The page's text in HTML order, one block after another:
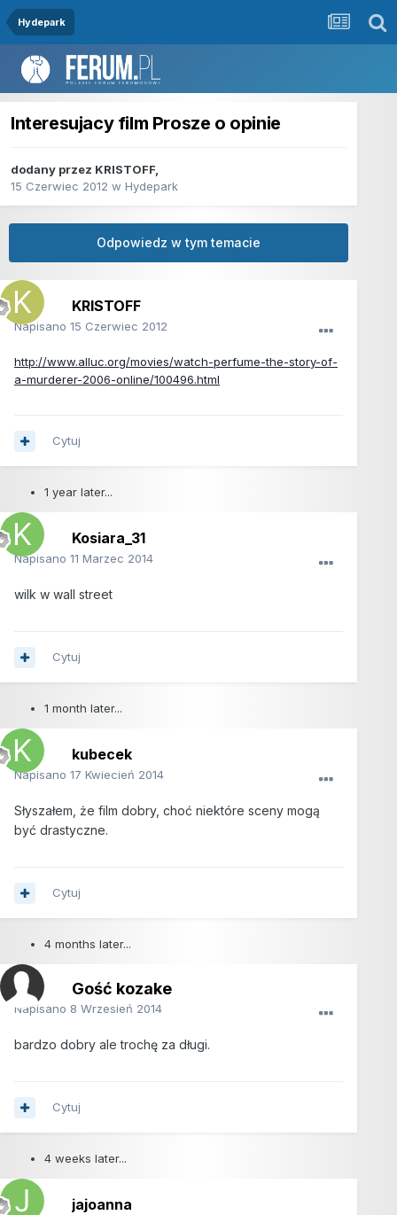
Hydepark
Interesujacy film Prosze o opinie
dodany przez KRISTOFF,
15 Czerwiec 2012 w Hydepark
Odpowiedz w tym temacie
KRISTOFF
Napisano 15 Czerwiec 2012
http://www.alluc.org/movies/watch-perfume-the-story-of-
a-murderer-2006-online/100496.html
Cytuj
1 year later...
Kosiara_31
Napisano 11 Marzec 2014
wilk w wall street
Cytuj
1 month later...
kubecek
Napisano 17 Kwiecień 2014
Słyszałem, że film dobry, choć niektóre sceny mogą
być drastyczne.
Cytuj
4 months later...
Gość kozake
Napisano 8 Wrzesień 2014
bardzo dobry ale trochę za długi.
Cytuj
4 weeks later...
jajoanna